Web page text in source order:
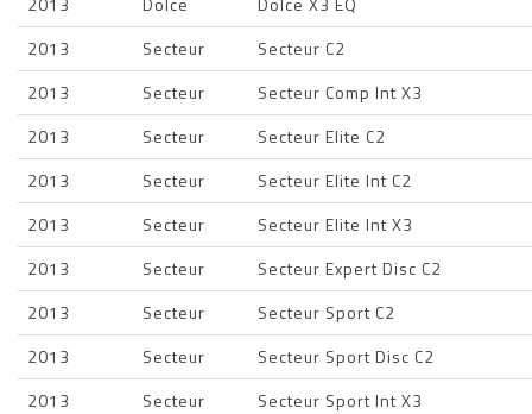
2013
Secteur
Secteur C2
2013
Secteur
Secteur Comp Int X3
2013
Secteur
Secteur Elite C2
2013
Secteur
Secteur Elite Int C2
2013
Secteur
Secteur Elite Int X3
2013
Secteur
Secteur Expert Disc C2
2013
Secteur
Secteur Sport C2
2013
Secteur
Secteur Sport Disc C2
2013
Secteur
Secteur Sport Int X3